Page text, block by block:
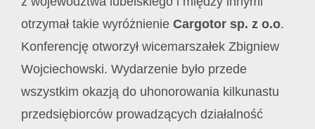
otrzymał takie wyróżnienie Cargotor sp. z o.o.
Konferencję otworzył wicemarszałek Zbigniew
Wojciechowski. Wydarzenie było przede
wszystkim okazją do uhonorowania kilkunastu
przedsiębiorców prowadzących działalność